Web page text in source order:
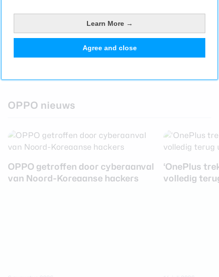
Learn More →
Agree and close
16 september 2025 17 juni 2025
OPPO nieuws
OPPO getroffen door cyberaanval
van Noord-Koreaanse hackers
‘OnePlus
volledig